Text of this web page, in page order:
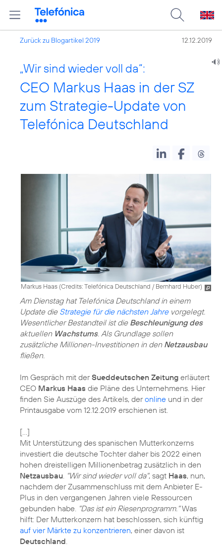
Zurück zu Blogartikel 2019 12.12.2019
„Wir sind wieder voll da“:
CEO Markus Haas in der SZ
zum Strategie-Update von
Telefónica Deutschland
Markus Haas (Credits: Telefónica Deutschland / Bernhard Huber)
Am Dienstag hat Telefónica Deutschland in einem
Update die Strategie für die nächsten Jahrevorgelegt.
Wesentlicher Bestandteil ist die Beschleunigung des
aktuellen Wachstums. Als Grundlage sollen
zusätzliche Millionen-Investitionen in den Netzausbau
fließen.
Im Gespräch mit derSueddeutschen Zeitung erläutert
CEO Markus Haas die Pläne des Unternehmens. Hier
finden Sie Auszüge des Artikels, deronline und in der
Printausgabe vom 12.12.2019 erschienen ist.
[...]
Mit Unterstützung des spanischen Mutterkonzerns
investiert die deutsche Tochter daher bis 2022 einen
hohen dreistelligen Millionenbetrag zusätzlich in den
Netzausbau "Wir sind wieder voll da", sagt Haas, nun,
nachdem der Zusammenschluss mit dem Anbieter E-
Plus in den vergangenen Jahren viele Ressourcen
gebunden habe. "Das ist ein Riesenprogramm."Was
hilft: Der Mutterkonzern hat beschlossen, sich künftig
auf vier Märkte zu konzentrieren, einer davon ist
Deutschland